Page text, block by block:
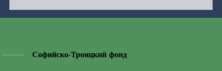
Софийско-Троицкий фонд